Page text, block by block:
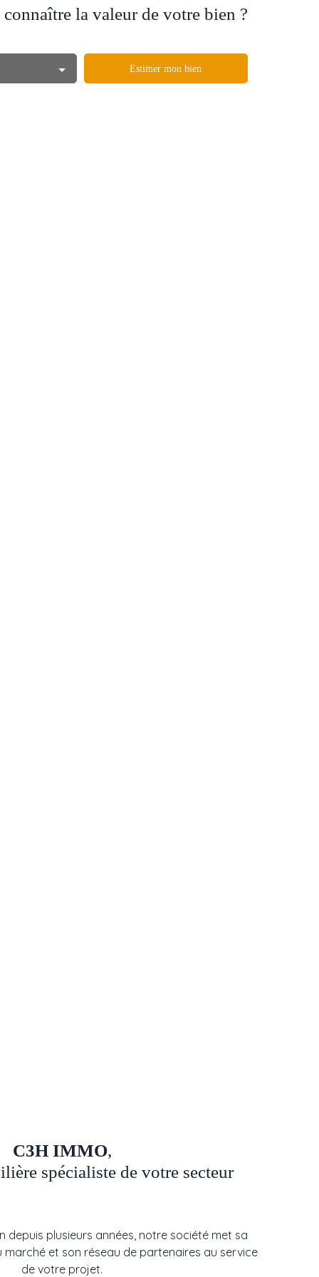
la valeur de votre bien ?
Estimer mon bien
C3H IMMO,
spécialiste de votre secteur
depuis plusieurs années, notre société met sa
et son réseau de partenaires au service
de votre projet.